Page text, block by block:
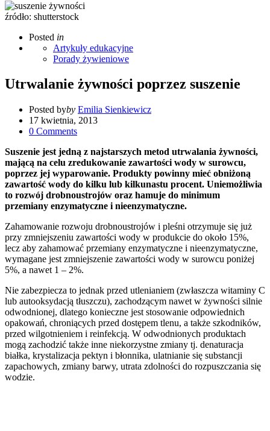
źródło: shutterstock
Posted in
Artykuły edukacyjne
Porady żywieniowe
Utrwalanie żywności poprzez suszenie
Posted byby Emilia Sienkiewicz
17 kwietnia, 2013
0 Comments
Suszenie jest jedną z najstarszych metod utrwalania żywności,
mającą na celu zredukowanie zawartości wody w surowcu,
poprzez jej wyparowanie. Produkty powinny mieć obniżoną
zawartość wody do kilku lub kilkunastu procent. Uniemożliwia
to rozwój drobnoustrojów oraz hamuje do minimum
przemiany enzymatyczne i nieenzymatyczne.
Zahamowanie rozwoju drobnoustrojów i pleśni otrzymuje się już
przy zmniejszeniu zawartości wody w produkcie do około 15%,
lecz aby zahamować przemiany enzymatyczne i nieenzymatyczne,
wymagane jest zmniejszenie zawartości wody w surowcu poniżej
5%, a nawet 1 – 2%.
Nie zabezpiecza to jednak przed utlenianiem (zwłaszcza witaminy C
lub autooksydacją tłuszczu), zachodzącym nawet w żywności silnie
odwodnionej, dlatego konieczne jest stosowanie odpowiednich
opakowań, chroniących przed dostępem tlenu, a także szkodników,
przed wilgotnieniem i reinfekcją. W odwodnionych produktach
mogą zachodzić także inne niekorzystne zmiany tj. denaturacja
białka, krystalizacja pektyn i błonnika, ulatnianie się substancji
zapachowych, zmiany barwy, utrata zdolności do rozpuszczania się
wodzie.